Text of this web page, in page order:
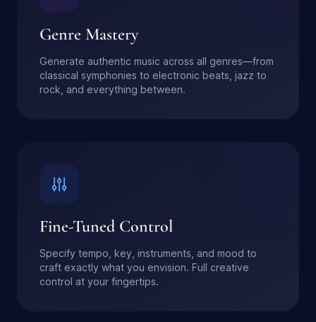
Genre Mastery
Generate authentic music across all genres—from
classical symphonies to electronic beats, jazz to
rock, and everything between.
Fine-Tuned Control
Specify tempo, key, instruments, and mood to
craft exactly what you envision. Full creative
control at your fingertips.